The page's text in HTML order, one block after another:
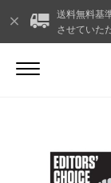
送料無料基
させていた